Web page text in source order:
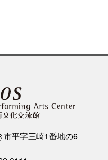
ティ
市平字三崎1番地の6